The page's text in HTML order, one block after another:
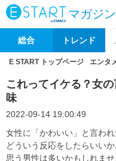
マガジン
総合 トレンド
E START トップページ エンタ
これってイケる？女
味
2022-09-14 19:00:49
女性に「かわいい」と言わ
どういう反応をしたらいい
思う男性は多いかもしれま